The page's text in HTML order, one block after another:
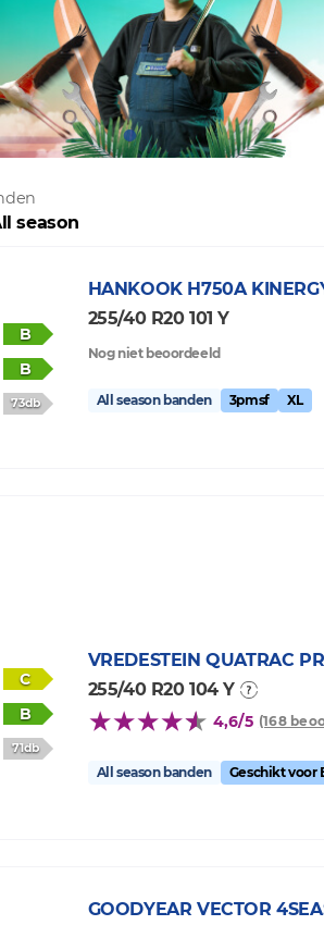
season
B
B
73db
HANKOOK H750A
255/40 R20 101 Y
Nog niet beoordeeld
All season banden 3pmsf XL
C
B
71db
VREDESTEIN QUATRAC
255/40 R20 104 Y
4,6/5 (168
All season banden Geschikt voor
GOODYEAR VECTOR